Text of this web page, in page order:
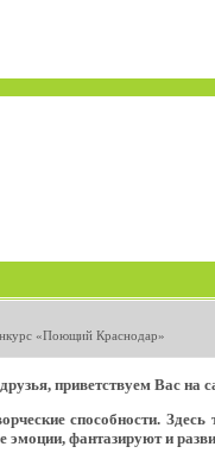
«Поющий Краснодар»
приветствуем Вас
способности.
фантазируют и